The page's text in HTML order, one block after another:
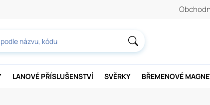
LANOVÉ PŘÍSLUŠENSTVÍ SVĚRKY BŘEMENOVÉ